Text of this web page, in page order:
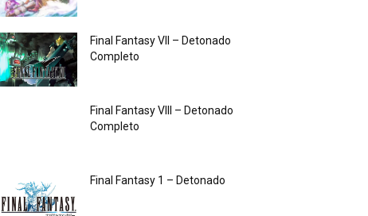
Final Fantasy VII – Detonado
Completo
Final Fantasy VIII – Detonado
Completo
Final Fantasy 1 – Detonado